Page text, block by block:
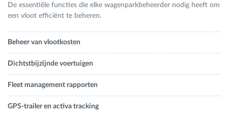
De essentiële functies die elke wagenparkbeheerder nodig heeft om
een vloot efficiënt te beheren.
Beheer van vlootkosten
Dichtstbijzijnde voertuigen
Fleet management rapporten
GPS-trailer en activa tracking